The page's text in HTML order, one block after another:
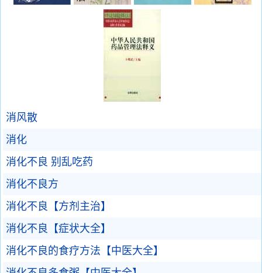
消风散
消化
消化不良 别乱吃药
消化不良方
消化不良【方剂主治】
消化不良【症状大全】
消化不良的食疗方法【中医大全】